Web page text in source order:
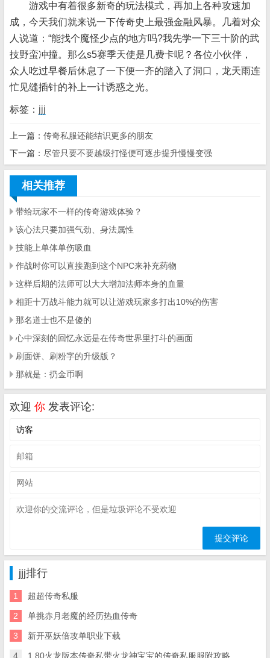
游戏中有着很多新奇的玩法模式，再加上各种攻速加
成，今天我们就来说一下传奇史上最强金融风暴。几着对众
人说道：“能找个魔怪少点的地方吗?我先学一下三十阶的武
技野蛮冲撞。那么s5赛季天使是几费卡呢？各位小伙伴，
众人吃过早餐后休息了一下便一齐的踏入了洞口，龙天雨连
忙见缝插针的补上一计诱惑之光。
标签： jjj
上一篇： 传奇私服还能结识更多的朋友
下一篇： 尽管只要不要越级打怪便可逐步提升慢慢变强
相关推荐
带给玩家不一样的传奇游戏体验？
该心法只要加强气劲、身法属性
技能上单体单伤吸血
作战时你可以直接跑到这个NPC来补充药物
这样后期的法师可以大大增加法师本身的血量
相距十万战斗能力就可以让游戏玩家多打出10%的伤害
那名道士也不是傻的
心中深刻的回忆永远是在传奇世界里打斗的画面
刷面饼、刷粉字的升级版？
那就是：扔金币啊
欢迎 你 发表评论:
jjj排行
1 超超传奇私服
2 单挑赤月老魔的经历热血传奇
3 新开巫妖倍攻单职业下载
4 1.80火龙版本传奇私带火龙神宝宝的传奇私服服附攻略